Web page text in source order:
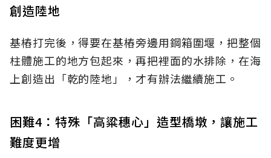
創造陸地
基樁打完後，得要在基樁旁邊用鋼箱圍堰，把整個
柱體施工的地方包起來，再把裡面的水排除，在海
上創造出「乾的陸地」，才有辦法繼續施工。
困難4：特殊「高粱穗心」造型橋墩，讓施工
難度更增